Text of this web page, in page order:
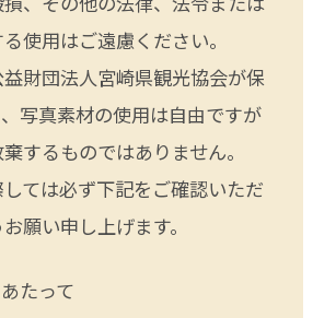
使用はご遠慮ください。
財団法人宮崎県観光協会が保
写真素材の使用は自由ですが
するものではありません。
ては必ず下記をご確認いただ
願い申し上げます。
たって